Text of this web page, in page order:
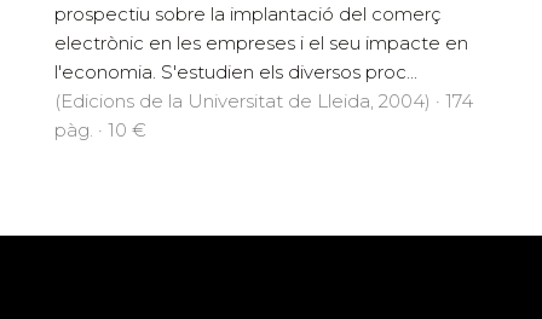
prospectiu sobre la implantació del comerç
electrònic en les empreses i el seu impacte en
l'economia. S'estudien els diversos proc...
(Edicions de la Universitat de Lleida, 2004) · 174
pàg. · 10 €